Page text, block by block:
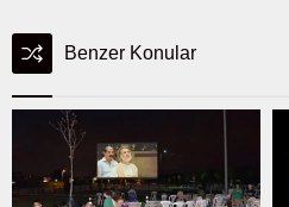
Benzer Konular